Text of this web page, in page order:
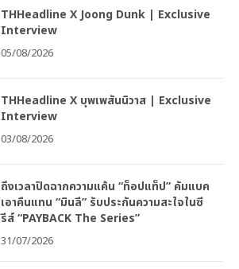
THHeadline X Joong Dunk | Exclusive
Interview
05/08/2026
THHeadline X บุพเพสันนิวาส | Exclusive
Interview
03/08/2026
ถึงเวลาปิดฉากความแค้น “ท็อปแท็ป” คัมแบค
เอาคืนแทน “มินลี” รับประกันความสะใจในซี
รีส์ “PAYBACK The Series”
31/07/2026